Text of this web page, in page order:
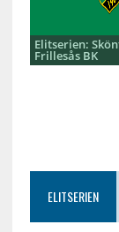
Elitserien:
Frillesås BK
ELITSERIEN